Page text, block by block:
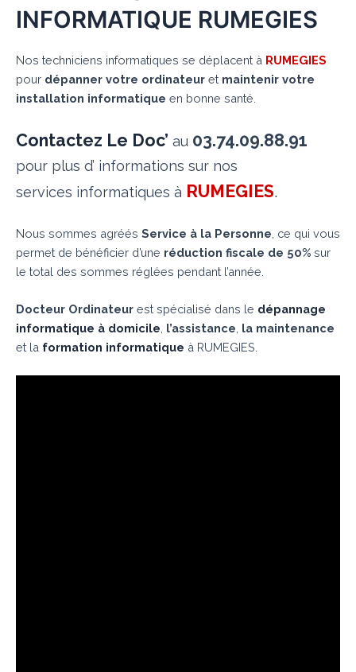
INFORMATIQUE RUMEGIES
Nos techniciens informatiques se déplacent à RUMEGIES
pour dépanner votre ordinateur et maintenir votre
installation informatique en bonne santé.
Contactez Le Doc’ au 03.74.09.88.91
pour plus d’ informations sur nos
services informatiques à RUMEGIES.
Nous sommes agréés Service à la Personne , ce qui vous
permet de bénéficier d’une réduction fiscale de 50% sur
le total des sommes réglées pendant l’année.
Docteur Ordinateur est spécialisé dans le dépannage
informatique à domicile l’assistance la maintenance
et la formation informatique à RUMEGIES.